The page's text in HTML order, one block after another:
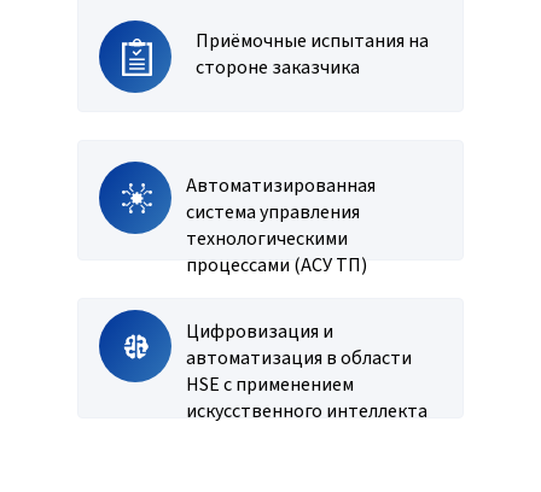
Приёмочные испытания на
стороне заказчика
Автоматизированная
система управления
технологическими
процессами (АСУ ТП)
Цифровизация и
автоматизация в области
HSE с применением
искусственного интеллекта